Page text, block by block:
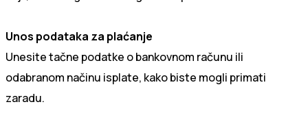
Unos podataka za plaćanje
Unesite tačne podatke o bankovnom računu ili
odabranom načinu isplate, kako biste mogli primati
zaradu.